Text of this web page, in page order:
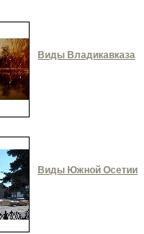
Виды Владикавказа
Виды Южной Осетии